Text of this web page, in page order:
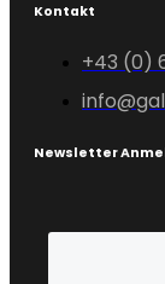
Kontakt
+43 (0)
Newsletter